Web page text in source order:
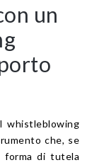
un
whistleblowing
che, se
forma di tutela